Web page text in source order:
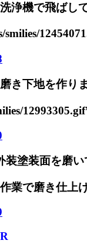
浄機で飛ばし
き下地を作り
装塗装面を磨
業で磨き仕上